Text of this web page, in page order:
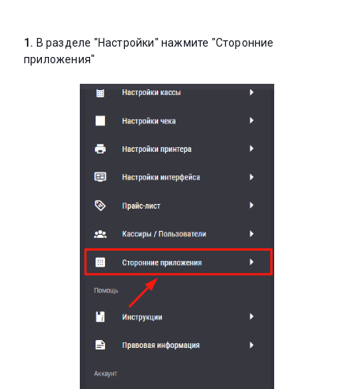
1. В разделе "Настройки" нажмите "Сторонние
приложения"